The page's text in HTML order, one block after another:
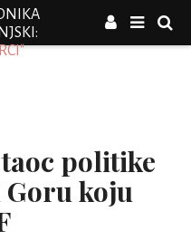
politike
Goru koju